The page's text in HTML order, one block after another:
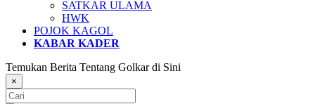
SATKAR ULAMA
HWK
POJOK KAGOL
KABAR KADER
Temukan Berita Tentang Golkar di Sini
×